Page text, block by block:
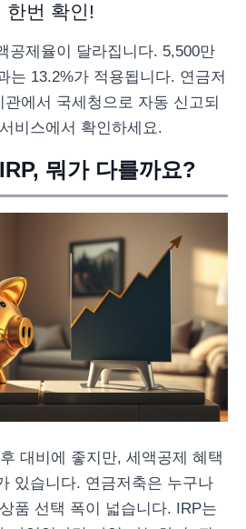
한번 확인!
공제율이 달라집니다. 5,500만
는 13.2%가 적용됩니다. 연금저
에서 국세청으로 자동 신고되
비스에서 확인하세요.
뭐가 다를까요?
대비에 좋지만, 세액공제 혜택
있습니다. 연금저축은 누구나
품 선택 폭이 넓습니다. IRP는